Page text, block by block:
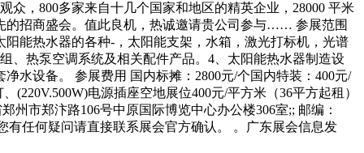
，800多家来自十几个国家和地区的精英企业，28000 平米
的招商盛会。值此良机，热诚邀请贵公司参与…… 参展范围
能热水器的各种-，太阳能支架，水箱，激光打标机，光谱
、热泵空调系统及相关配件产品。4、太阳能热水器制造设
水设备。 参展费用 国内标摊：2800元/个国内特装：400元/
电源插座空地展位400元/平方米（36平方起租）
州市郑汴路106号中原国际博览中心办公楼306室;; 邮编：
有任何疑问请直接联系展会官方确认。 。广东展会信息发